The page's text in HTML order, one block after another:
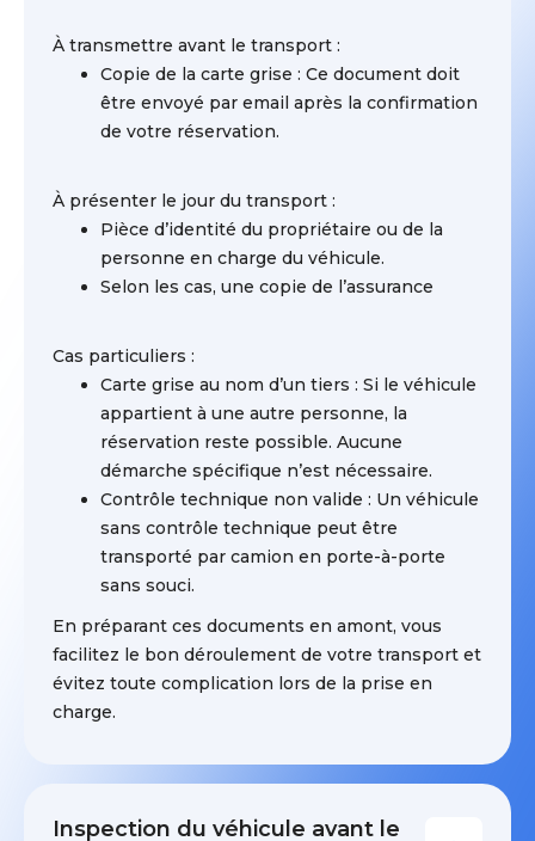
À transmettre avant le transport :
Copie de la carte grise : Ce document doit
être envoyé par email après la confirmation
de votre réservation.
À présenter le jour du transport :
Pièce d’identité du propriétaire ou de la
personne en charge du véhicule.
Selon les cas, une copie de l’assurance
Cas particuliers :
Carte grise au nom d’un tiers : Si le véhicule
appartient à une autre personne, la
réservation reste possible. Aucune
démarche spécifique n’est nécessaire.
Contrôle technique non valide : Un véhicule
sans contrôle technique peut être
transporté par camion en porte-à-porte
sans souci.
En préparant ces documents en amont, vous
facilitez le bon déroulement de votre transport et
évitez toute complication lors de la prise en
charge.
Inspection du véhicule avant le